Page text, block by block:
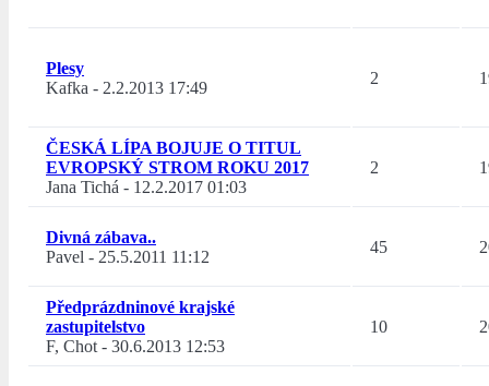
Plesy
Kafka - 2.2.2013 17:49
2
ČESKÁ LÍPA BOJUJE O TITUL
EVROPSKÝ STROM ROKU 2017
Jana Tichá - 12.2.2017 01:03
2
Divná zábava..
Pavel - 25.5.2011 11:12
45
Předprázdninové krajské
zastupitelstvo
F, Chot- 30.6.2013 12:53
10